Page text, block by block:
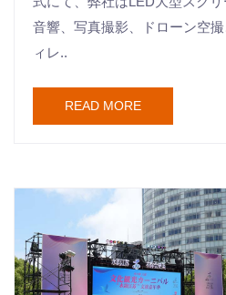
音響、写真撮影、ドローン空
ィレ..
READ MORE